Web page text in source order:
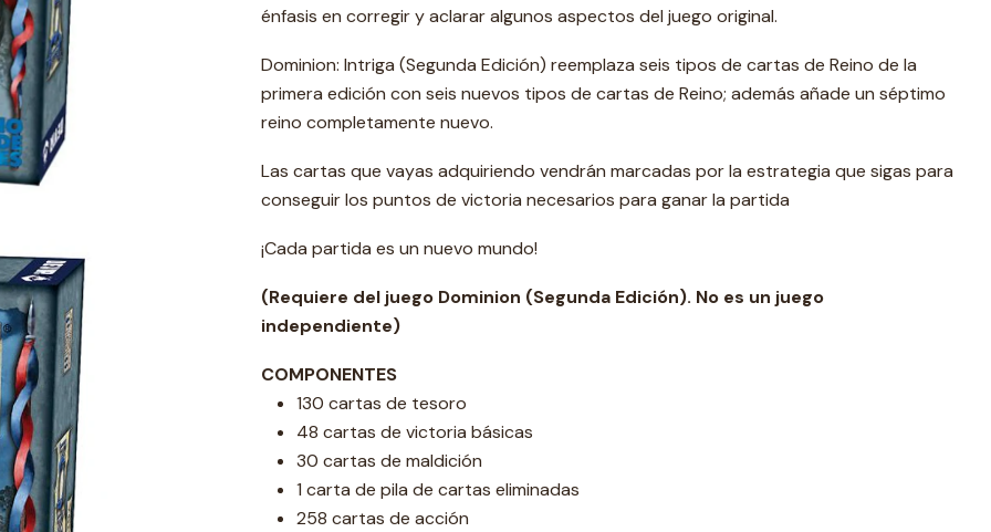
énfasis en corregir y aclarar algunos aspectos del juego original.
Dominion: Intriga (Segunda Edición) reemplaza seis tipos de cartas de Reino de la
primera edición con seis nuevos tipos de cartas de Reino; además añade un séptimo
reino completamente nuevo.
Las cartas que vayas adquiriendo vendrán marcadas por la estrategia que sigas para
conseguir los puntos de victoria necesarios para ganar la partida
¡Cada partida es un nuevo mundo!
(Requiere del juego Dominion (Segunda Edición). No es un juego
independiente)
COMPONENTES
130 cartas de tesoro
48 cartas de victoria básicas
30 cartas de maldición
1 carta de pila de cartas eliminadas
258 cartas de acción